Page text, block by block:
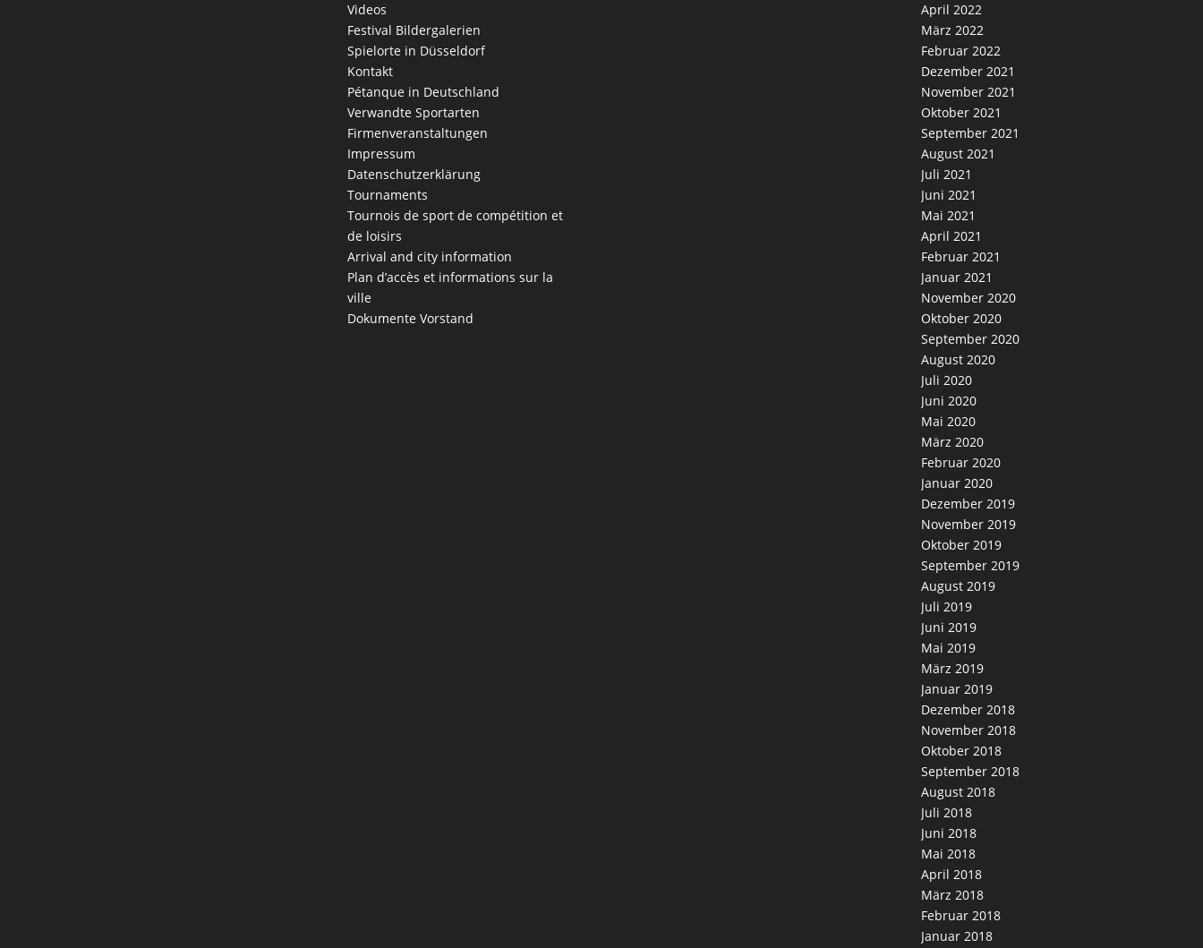
Videos
Festival Bildergalerien
Spielorte in Düsseldorf
Kontakt
Pétanque in Deutschland
Verwandte Sportarten
Firmenveranstaltungen
Impressum
Datenschutzerklärung
Tournaments
Tournois de sport de compétition et
de loisirs
Arrival and city information
Plan d’accès et informations sur la
ville
Dokumente Vorstand
April 2022
März 2022
Februar 2022
Dezember 2021
November 2021
Oktober 2021
September 2021
August 2021
Juli 2021
Juni 2021
Mai 2021
April 2021
Februar 2021
Januar 2021
November 2020
Oktober 2020
September 2020
August 2020
Juli 2020
Juni 2020
Mai 2020
März 2020
Februar 2020
Januar 2020
Dezember 2019
November 2019
Oktober 2019
September 2019
August 2019
Juli 2019
Juni 2019
Mai 2019
März 2019
Januar 2019
Dezember 2018
November 2018
Oktober 2018
September 2018
August 2018
Juli 2018
Juni 2018
Mai 2018
April 2018
März 2018
Februar 2018
Januar 2018